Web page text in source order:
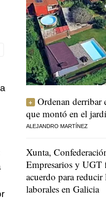
Ordenan derribar
que montó en el
ALEJANDRO MARTÍNEZ
Xunta,
Empresarios y UGT
acuerdo para reducir
laborales en Galicia